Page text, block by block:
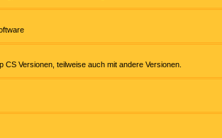
Versionen, teilweise auch mit andere Versionen.